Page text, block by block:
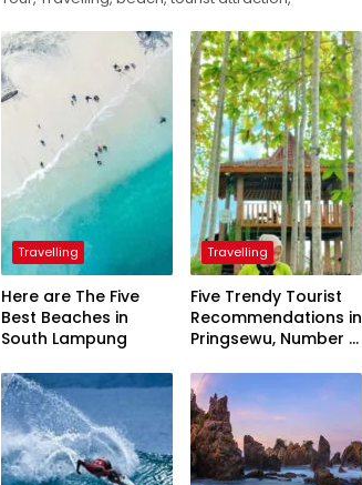
Travelling
Here are The Five
Best Beaches in
South Lampung
Travelling
Five Trendy Tourist
Recommendations in
Pringsewu, Number 3
President